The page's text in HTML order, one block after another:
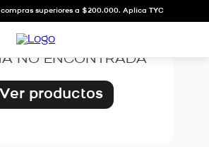
compras superiores a $200.000. Aplica TYC
OOPS!
NO ENCONTRADA
Ver productos